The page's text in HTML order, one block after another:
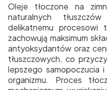
Oleje tłoczone na
naturalnych
delikatnemu procesowi
zachowują maksimum
antyoksydantów oraz
tłuszczowych, co
lepszego samopoczucia
organizmu. Proces